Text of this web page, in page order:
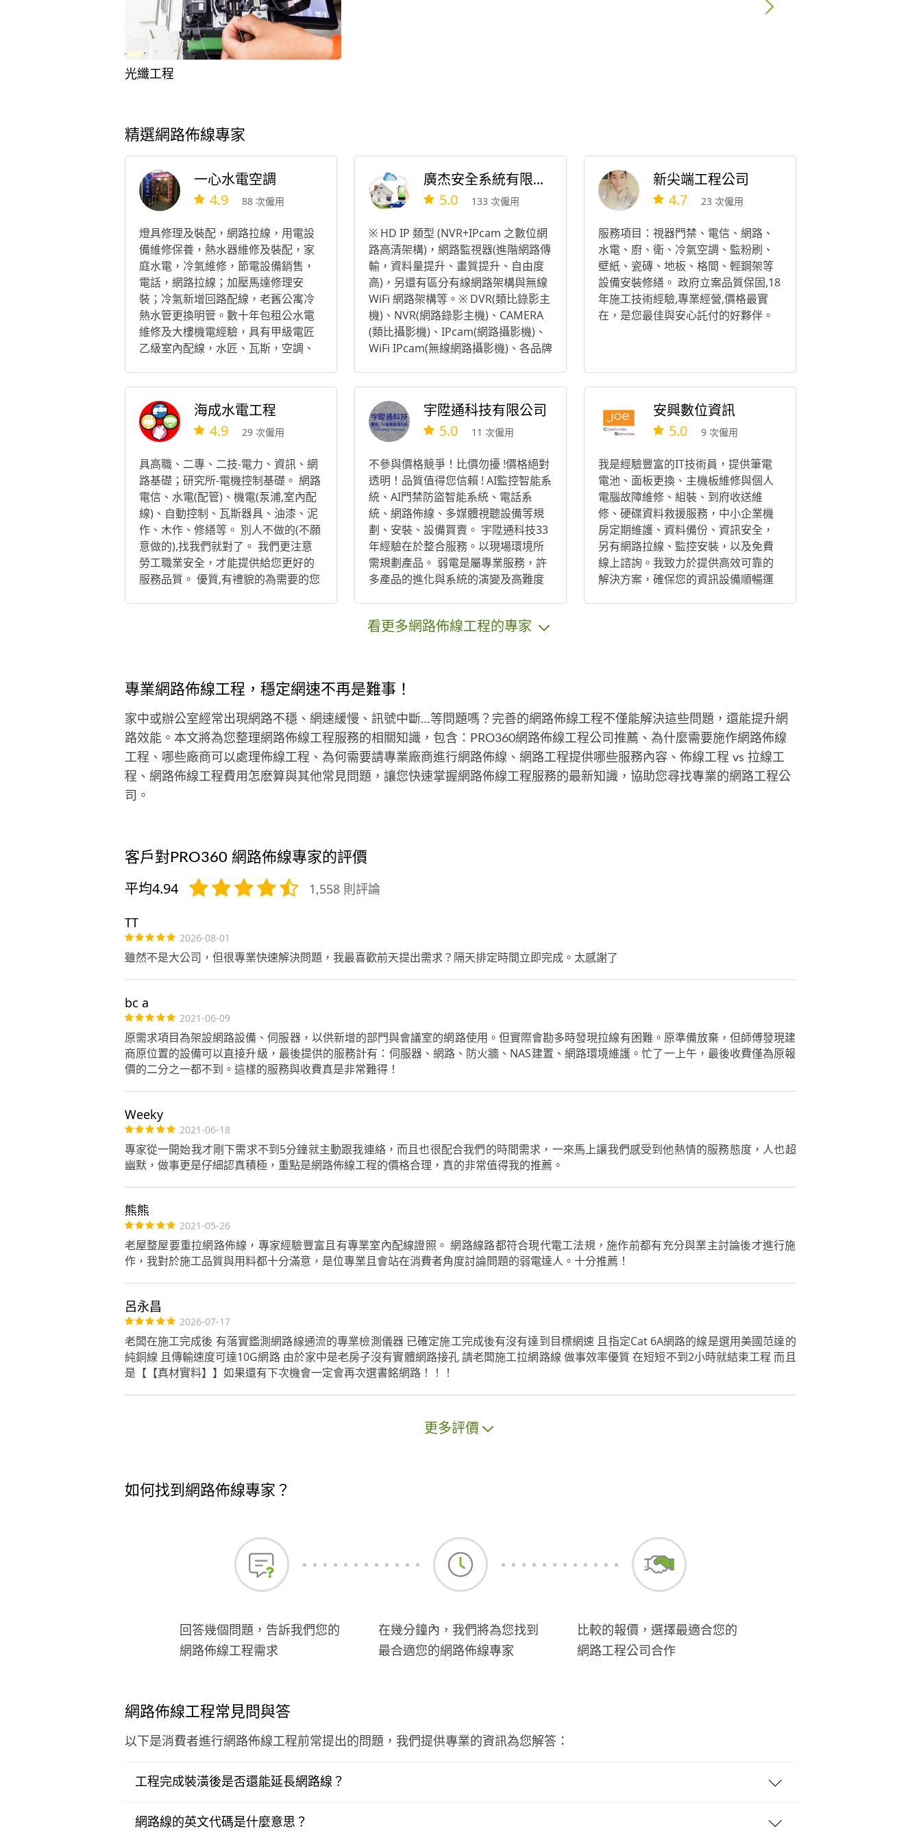
光纖工程
精選網路佈線專家
一心水電空調
4.9 88 次僱用
燈具修理及裝配，網路拉線，用電設
備維修保養，熱水器維修及裝配，家
庭水電，冷氣維修，節電設備銷售，
電話，網路拉線；加壓馬達修理安
裝；冷氣新增回路配線，老舊公寓冷
熱水管更換明管。數十年包租公水電
維修及大樓機電經驗，具有甲級電匠
乙級室內配線，水匠、瓦斯，空調、
廣杰安全系統有限公司
5.0 133 次僱用
※ HD IP 類型 (NVR+IPcam 之數位網
路高清架構)，網路監視器(進階網路傳
輸，資料量提升、畫質提升、自由度
高)，另還有區分有線網路架構與無線
WiFi 網路架構等。※ DVR(類比錄影主
機)、NVR(網路錄影主機)、CAMERA
(類比攝影機)、IPcam(網路攝影機)、
WiFi IPcam(無線網路攝影機)、各品牌
各式轉接頭...等監視器相關產品、材
料。我們非常重視客戶的意見與需
求，高C/P 值是我們團隊的理念與優
勢，歡迎找我們的團隊為您服務。
新尖端工程公司
4.7 23 次僱用
服務項目：視器門禁、電信、網路、
水電、廚、衛、冷氣空調、監粉刷、
壁紙、瓷磚、地板、格間、輕鋼架等
設備安裝修繕。 政府立案品質保固,18
年施工技術經驗,專業經營,價格最實
在，是您最佳與安心託付的好夥伴。
海成水電工程
4.9 29 次僱用
具高職、二專、二技-電力、資訊、網
路基礎；研究所-電機控制基礎。 網路
電信、水電(配管)、機電(泵浦,室內配
線)、自動控制、瓦斯器具、油漆、泥
作、木作、修繕等。 別人不做的(不願
意做的),找我們就對了。 我們更注意
勞工職業安全，才能提供給您更好的
服務品質。 優質,有禮貌的為需要的您
宇陞通科技有限公司
5.0 11 次僱用
不參與價格競爭！比價勿擾 !價格絕對
透明！品質值得您信賴 ! AI監控智能系
統、AI門禁防盜智能系統、電話系
統、網路佈線、多媒體視聽設備等規
劃、安裝、設備買賣。 宇陞通科技33
年經驗在於整合服務。以現場環境所
需規劃產品。 弱電是屬專業服務，許
多產品的進化與系統的演變及高難度
如：公家機關、公共工程、連鎖加盟
安興數位資訊
5.0 9 次僱用
我是經驗豐富的IT技術員，提供筆電
電池、面板更換、主機板維修與個人
電腦故障維修、組裝、到府收送維
修、硬碟資料救援服務，中小企業機
房定期維護、資料備份、資訊安全，
另有網路拉線、監控安裝，以及免費
線上諮詢。我致力於提供高效可靠的
解決方案，確保您的資訊設備順暢運
看更多網路佈線工程的專家
專業網路佈線工程，穩定網速不再是難事！
家中或辦公室經常出現網路不穩、網速緩慢、訊號中斷…等問題嗎？完善的網路佈線工程不僅能解決這些問題，還能提升網
路效能。本文將為您整理網路佈線工程服務的相關知識，包含：PRO360網路佈線工程公司推薦、為什麼需要施作網路佈線
工程、哪些廠商可以處理佈線工程、為何需要請專業廠商進行網路佈線、網路工程提供哪些服務內容、佈線工程 vs 拉線工
程、網路佈線工程費用怎麽算與其他常見問題，讓您快速掌握網路佈線工程服務的最新知識，協助您尋找專業的網路工程公
司。
客戶對PRO360 網路佈線專家的評價
平均4.94 1,558 則評論
TT
2026-08-01
雖然不是大公司，但很專業快速解決問題，我最喜歡前天提出需求？隔天排定時間立即完成。太感謝了
bc a
2021-06-09
原需求項目為架設網路設備、伺服器，以供新增的部門與會議室的網路使用。但實際會勘多時發現拉線有困難。原準備放棄，但師傅發現建
商原位置的設備可以直接升級，最後提供的服務計有：伺服器、網路、防火牆、NAS建置、網路環境維護。忙了一上午，最後收費僅為原報
價的二分之一都不到。這樣的服務與收費真是非常難得！
Weeky
2021-06-18
專家從一開始我才剛下需求不到5分鐘就主動跟我連絡，而且也很配合我們的時間需求，一來馬上讓我們感受到他熱情的服務態度，人也超
幽默，做事更是仔細認真積極，重點是網路佈線工程的價格合理，真的非常值得我的推薦。
熊熊
2021-05-26
老屋整屋要重拉網路佈線，專家經驗豐富且有專業室內配線證照。 網路線路都符合現代電工法規，施作前都有充分與業主討論後才進行施
作，我對於施工品質與用料都十分滿意，是位專業且會站在消費者角度討論問題的弱電達人。十分推薦！
呂永昌
2026-07-17
老闆在施工完成後 有落實鑑測網路線通流的專業檢測儀器 已確定施工完成後有沒有達到目標網速 且指定Cat 6A網路的線是選用美國范達的
純銅線 且傳輸速度可達10G網路 由於家中是老房子沒有實體網路接孔 請老闆施工拉網路線 做事效率優質 在短短不到2小時就結束工程 而且
是【【真材實料】】如果還有下次機會一定會再次選書銘網路！！！
更多評價
如何找到網路佈線專家？
回答幾個問題，告訴我們您的
網路佈線工程需求
在幾分鐘內，我們將為您找到
最合適您的網路佈線專家
比較的報價，選擇最適合您的
網路工程公司合作
網路佈線工程常見問與答
以下是消費者進行網路佈線工程前常提出的問題，我們提供專業的資訊為您解答：
工程完成裝潢後是否還能延長網路線？
網路線的英文代碼是什麼意思？